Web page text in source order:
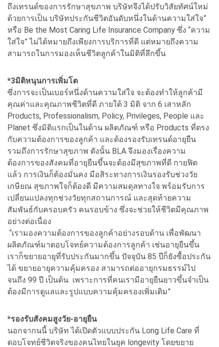
ถึงเทรนด์ของการรักษาสุขภาพ บริษัทจึงได้ปรับวิสัยทัศน์ใหม่
ด้วยการเป็น บริษัทประกันชีวิตอันดับหนึ่งในด้านความใส่ใจ”
หรือ Be the Most Caring Life Insurance Company ซึ่ง “ความ
ใส่ใจ” ไม่ได้หมายถึงเพียงการบริการที่ดี แต่หมายถึงความ
สามารถในการมองเห็นชีวิตลูกค้าในมิติที่ลึกขึ้น
*3มิติหนุนการเพิ่มโต
ซึ่งการจะเป็นเบอร์หนึ่งด้านความใส่ใจ จะต้องทำให้ลูกค้ามี
คุณค่าและคุณภาพชีวิตที่ดี ภายใต้ 3 มิติ จาก 6 เสาหลัก
Products, Professionalism, Policy, Privileges, People และ
Planet ซึ่งมิติแรกเป็นในด้าน ผลิตภัณฑ์ หรือ Products ที่ตรง
กับความต้องการของลูกค้า และต้องรองรับเทรนด์อายุยืน
รวมถึงการรักษาสุขภาพ ดังนั้น BLA จึงมองเรื่องความ
ต้องการของสังคมที่อายุยืนขึ้นจะต้องมีสุขภาพที่ดี กายฟิต
แล้ว การเงินก็ต้องมั่นคง มีอสิระทางการเงินรองรับช่วงวัย
เกษียณ สุขภาพใจก็ต้องดี มีความสมดุลทางใจ พร้อมรับการ
เปลี่ยนแปลงทุกช่วงวัยทุกสถานการณ์ และสุดท้ายความ
สัมพันธ์กับครอบครัว คนรอบข้าง ซึ่งจะช่วยให้ชีวิตมีคุณภาพ
อย่างต่อเนื่อง
“เรามองความต้องการของลูกค้าอย่างรอบด้าน เพื่อพัฒนา
ผลิตภัณฑ์มาตอบโจทย์ความต้องการลูกค้า เช่นอายุยืนขึ้น
เราก็ขยายอายุที่รับประกันมากขึ้น ปัจจุบัน 85 ปีก็ยังซื้อประกัน
ได้ ขยายอายุความคุ้มครอง สามารถต่ออายุกรมธรรม์ไป
จนถึง 99 ปี เป็นต้น เพราะการที่คนเรามีอายุยืนยาวขึ้นจำเป็น
ต้องมีการดูแลและรูปแบบความคุ้มครองเพิ่มเติม”
*รองรับสังคมสูงวัย-อายุยืน
นอกจากนนี้ บริษัท ได้เปิดตัวแบบประกัน Long Life Care ที่
ตอบโจทย์ชีวิตจริงของคนไทยในยุค longevity โดยขยาย